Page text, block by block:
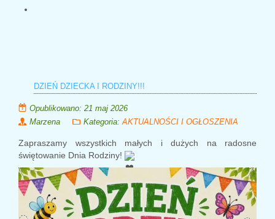
DZIEŃ DZIECKA I RODZINY!!!
Opublikowano: 21 maj 2026
Marzena
Kategoria: AKTUALNOŚCI I OGŁOSZENIA
Zapraszamy wszystkich małych i dużych na radosne
świętowanie Dnia Rodziny!